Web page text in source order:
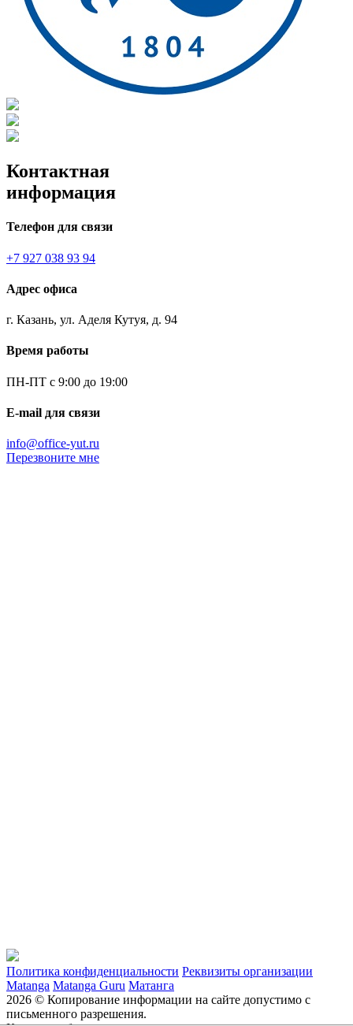
Контактная
информация
Телефон для связи
+7 927 038 93 94
Адрес офиса
г. Казань, ул. Аделя Кутуя, д. 94
Время работы
ПН-ПТ с 9:00 до 19:00
E-mail для связи
info@office-yut.ru
Перезвоните мне
Политика конфиденциальности Реквизиты организации
Matanga Matanga Guru Матанга
2026 © Копирование информации на сайте допустимо с
письменного разрешения.